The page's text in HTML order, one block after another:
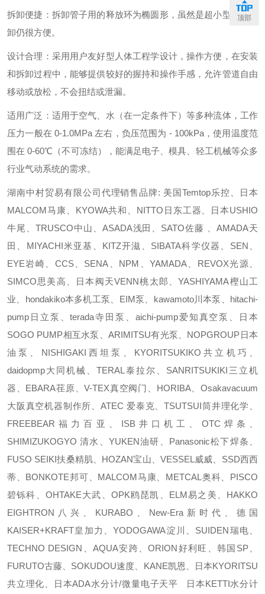
拆卸便捷：拆卸管子用的释放环为椭圆形，虽然是超小型，但拆
卸仍很方便。
设计合理：采用用户友好型人体工程学设计，操作方便，在安装
和拆卸过程中，能够提供较好的握持和操作手感，允许管道自由
移动或放松，不会扭结或泄漏。
适用广泛：适用于空气、水（在一定条件下）等多种流体，工作
压力一般在 0-1.0MPa 左右，负压范围为 - 100kPa，使用温度范
围在 0-60℃（不可冻结），能满足电子、模具、轻工机械等众多
行业气动系统的需求。
湖南中村贸易有限公司代理销售品牌: 美国Temtop乐控、日本
MALCOM马康、KYOWA共和、NITTO日东工器、日本USHIO
牛尾、TRUSCO中山、ASADA浅田、SATO佐藤 、AMADA天
田、MIYACHI米亚基、KITZ开滋、SIBATA科学仪器、SEN、
EYE岩崎、CCS、SENA、NPM、YAMADA、REVOX光源、
SIMCO思美高、日本阀天VENN桃太郎、YASHIYAMA樫山工
业、hondakiko本多机工泵、EIM泵、kawamoto川本泵、hitachi-
pump日立泵、terada寺田泵、aichi-pump爱知真空泵、日本
SOGO PUMP相互水泵、ARIMITSU有光泵、NOPGROUP日本
油泵、NISHIGAKI西坦泵、KYORITSUKIKO共立机巧、
daidopmp大同机械、TERAL泰拉尔、SANRITSUKIKI三立机
器、EBARA荏原、V-TEX真空阀门、HORIBA、Osakavacuum
大阪真空机器制作所、ATEC 爱泰克、TSUTSUI筒井理化学、
FREEBEAR福力百亚、ISB井口机工、OTC焊条、
SHIMIZUKOGYO 清水、YUKEN油研、Panasonic松下焊条、
FUSO SEIKI扶桑精肌、HOZAN宝山、VESSEL威威、SSD西西
蒂、BONKOTE邦可、MALCOM马康、METCAL奥科、PISCO
碧铄科、OHTAKE大武、OPK鸥琵凯、ELM易之美、HAKKO
EIGHTRON八兴、KURABO、New-Era新时代、德国
KAISER+KRAFT皇加力、YODOGAWA淀川、SUIDEN瑞电、
TECHNO DESIGN、AQUA安跨、ORION好利旺、韩国SP、
FURUTO古藤、SOKUDOU速度、KANE凯恩、日本KYORITSU
共立理化、日本ADA水分计/微量电子天平 日本KETTI水分计
顶部